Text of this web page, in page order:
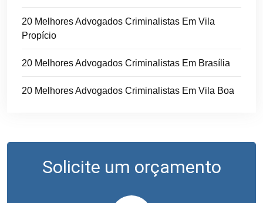
20 Melhores Advogados Criminalistas Em Vila
Propício
20 Melhores Advogados Criminalistas Em Brasília
20 Melhores Advogados Criminalistas Em Vila Boa
Solicite um orçamento